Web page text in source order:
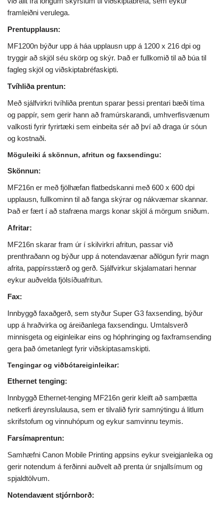
framleiðni verulega.
Prentupplausn:
MF1200n býður upp á háa upplausn upp á 1200 x 216 dpi og
tryggir að skjöl séu skörp og skýr. Það er fullkomið til að búa til
fagleg skjöl og viðskiptabréfaskipti.
Tvíhliða prentun:
Með sjálfvirkri tvíhliða prentun sparar þessi prentari bæði tíma
og pappír, sem gerir hann að framúrskarandi, umhverfisvænum
valkosti fyrir fyrirtæki sem einbeita sér að því að draga úr sóun
og kostnaði.
Möguleiki á skönnun, afritun og faxsendingu:
Skönnun:
MF216n er með fjölhæfan flatbedskanni með 600 x 600 dpi
upplausn, fullkominn til að fanga skýrar og nákvæmar skannar.
Það er fært í að stafræna margs konar skjöl á mörgum sniðum.
Afritar:
MF216n skarar fram úr í skilvirkri afritun, passar við
prenthraðann og býður upp á notendavænar aðlögun fyrir magn
afrita, pappírsstærð og gerð. Sjálfvirkur skjalamatari hennar
eykur auðvelda fjölsíðuafritun.
Fax:
Innbyggð faxaðgerð, sem styður Super G3 faxsending, býður
upp á hraðvirka og áreiðanlega faxsendingu. Umtalsverð
minnisgeta og eiginleikar eins og hóphringing og faxframsending
gera það ómetanlegt fyrir viðskiptasamskipti.
Tengingar og viðbótareiginleikar:
Ethernet tenging:
Innbyggð Ethernet-tenging MF216n gerir kleift að samþætta
netkerfi áreynslulausa, sem er tilvalið fyrir samnýtingu á litlum
skrifstofum og vinnuhópum og eykur samvinnu teymis.
Farsímaprentun:
Samhæfni Canon Mobile Printing appsins eykur sveigjanleika og
gerir notendum á ferðinni auðvelt að prenta úr snjallsímum og
spjaldtölvum.
Notendavænt stjórnborð: